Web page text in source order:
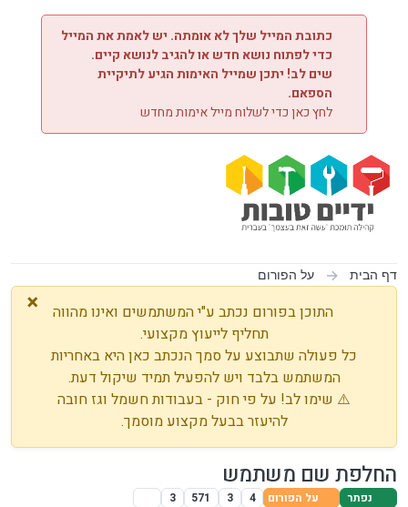
דילוג לתוכן
כתובת המייל שלך לא אומתה. יש לאמת את המייל
כדי לפתוח נושא חדש או להגיב לנושא קיים.
שים לב! יתכן שמייל האימות הגיע לתיקיית
הספאם.
לחץ כאן כדי לשלוח מייל אימות מחדש
דף הבית על הפורום
×
התוכן בפורום נכתב ע"י המשתמשים ואינו מהווה
תחליף לייעוץ מקצועי.
כל פעולה שתבוצע על סמך הנכתב כאן היא באחריות
המשתמש בלבד ויש להפעיל תמיד שיקול דעת.
⚠️ שימו לב! על פי חוק - בעבודות חשמל וגז חובה
להיעזר בבעל מקצוע מוסמך.
החלפת שם משתמש
נפתר על הפורום 4
3
571
3